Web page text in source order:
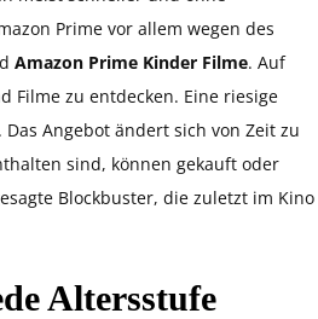
Prime vor allem wegen des
Amazon Prime Kinder Filme. Auf
Filme zu entdecken. Eine riesige
Angebot ändert sich von Zeit zu
sind, können gekauft oder
Blockbuster, die zuletzt im Kino
Altersstufe